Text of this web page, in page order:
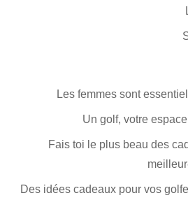
Les femmes sont
Un golf, votre
Fais toi le plus beau des
Des idées cadeaux pour vos